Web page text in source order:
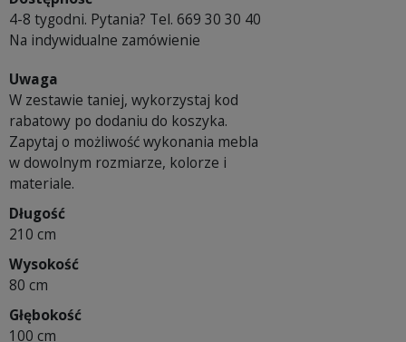
4-8 tygodni. Pytania? Tel. 669 30 30 40
Na indywidualne zamówienie
Uwaga
W zestawie taniej, wykorzystaj kod
rabatowy po dodaniu do koszyka.
Zapytaj o możliwość wykonania mebla
w dowolnym rozmiarze, kolorze i
materiale.
Długość
210 cm
Wysokość
80 cm
Głębokość
100 cm